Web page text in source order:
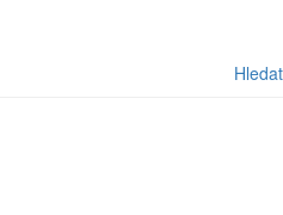
Hledat